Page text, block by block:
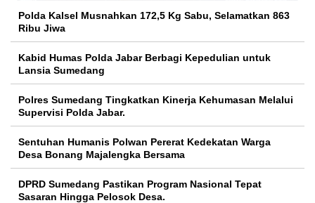
Polda Kalsel Musnahkan 172,5 Kg Sabu, Selamatkan 863
Ribu Jiwa
Kabid Humas Polda Jabar Berbagi Kepedulian untuk
Lansia Sumedang
Polres Sumedang Tingkatkan Kinerja Kehumasan Melalui
Supervisi Polda Jabar.
Sentuhan Humanis Polwan Pererat Kedekatan Warga
Desa Bonang Majalengka Bersama
DPRD Sumedang Pastikan Program Nasional Tepat
Sasaran Hingga Pelosok Desa.